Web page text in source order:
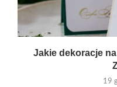
Jakie dekoracje
19